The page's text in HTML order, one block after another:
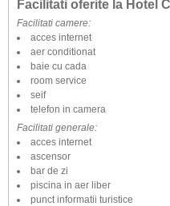
Contra cost: diverse tipuri de
aburi.
Mese
Demipensiune
bufet de mic dejun si cina (apa
All inclusive Premium
mic dejun, pranz si cina tip bufet
bauturi alcoolice si nealcoolice
gustare in timpul zilei (11.00-
cafea de dupa-amiaza, ceai
minibar in camera: 2 sticle de
(aprovizionate zilnic)
Facilitati oferite la Hotel
Facilitati camere:
acces internet
aer conditionat
baie cu cada
room service
seif
telefon in camera
Facilitati generale:
acces internet
ascensor
bar de zi
piscina in aer liber
punct informatii turistice